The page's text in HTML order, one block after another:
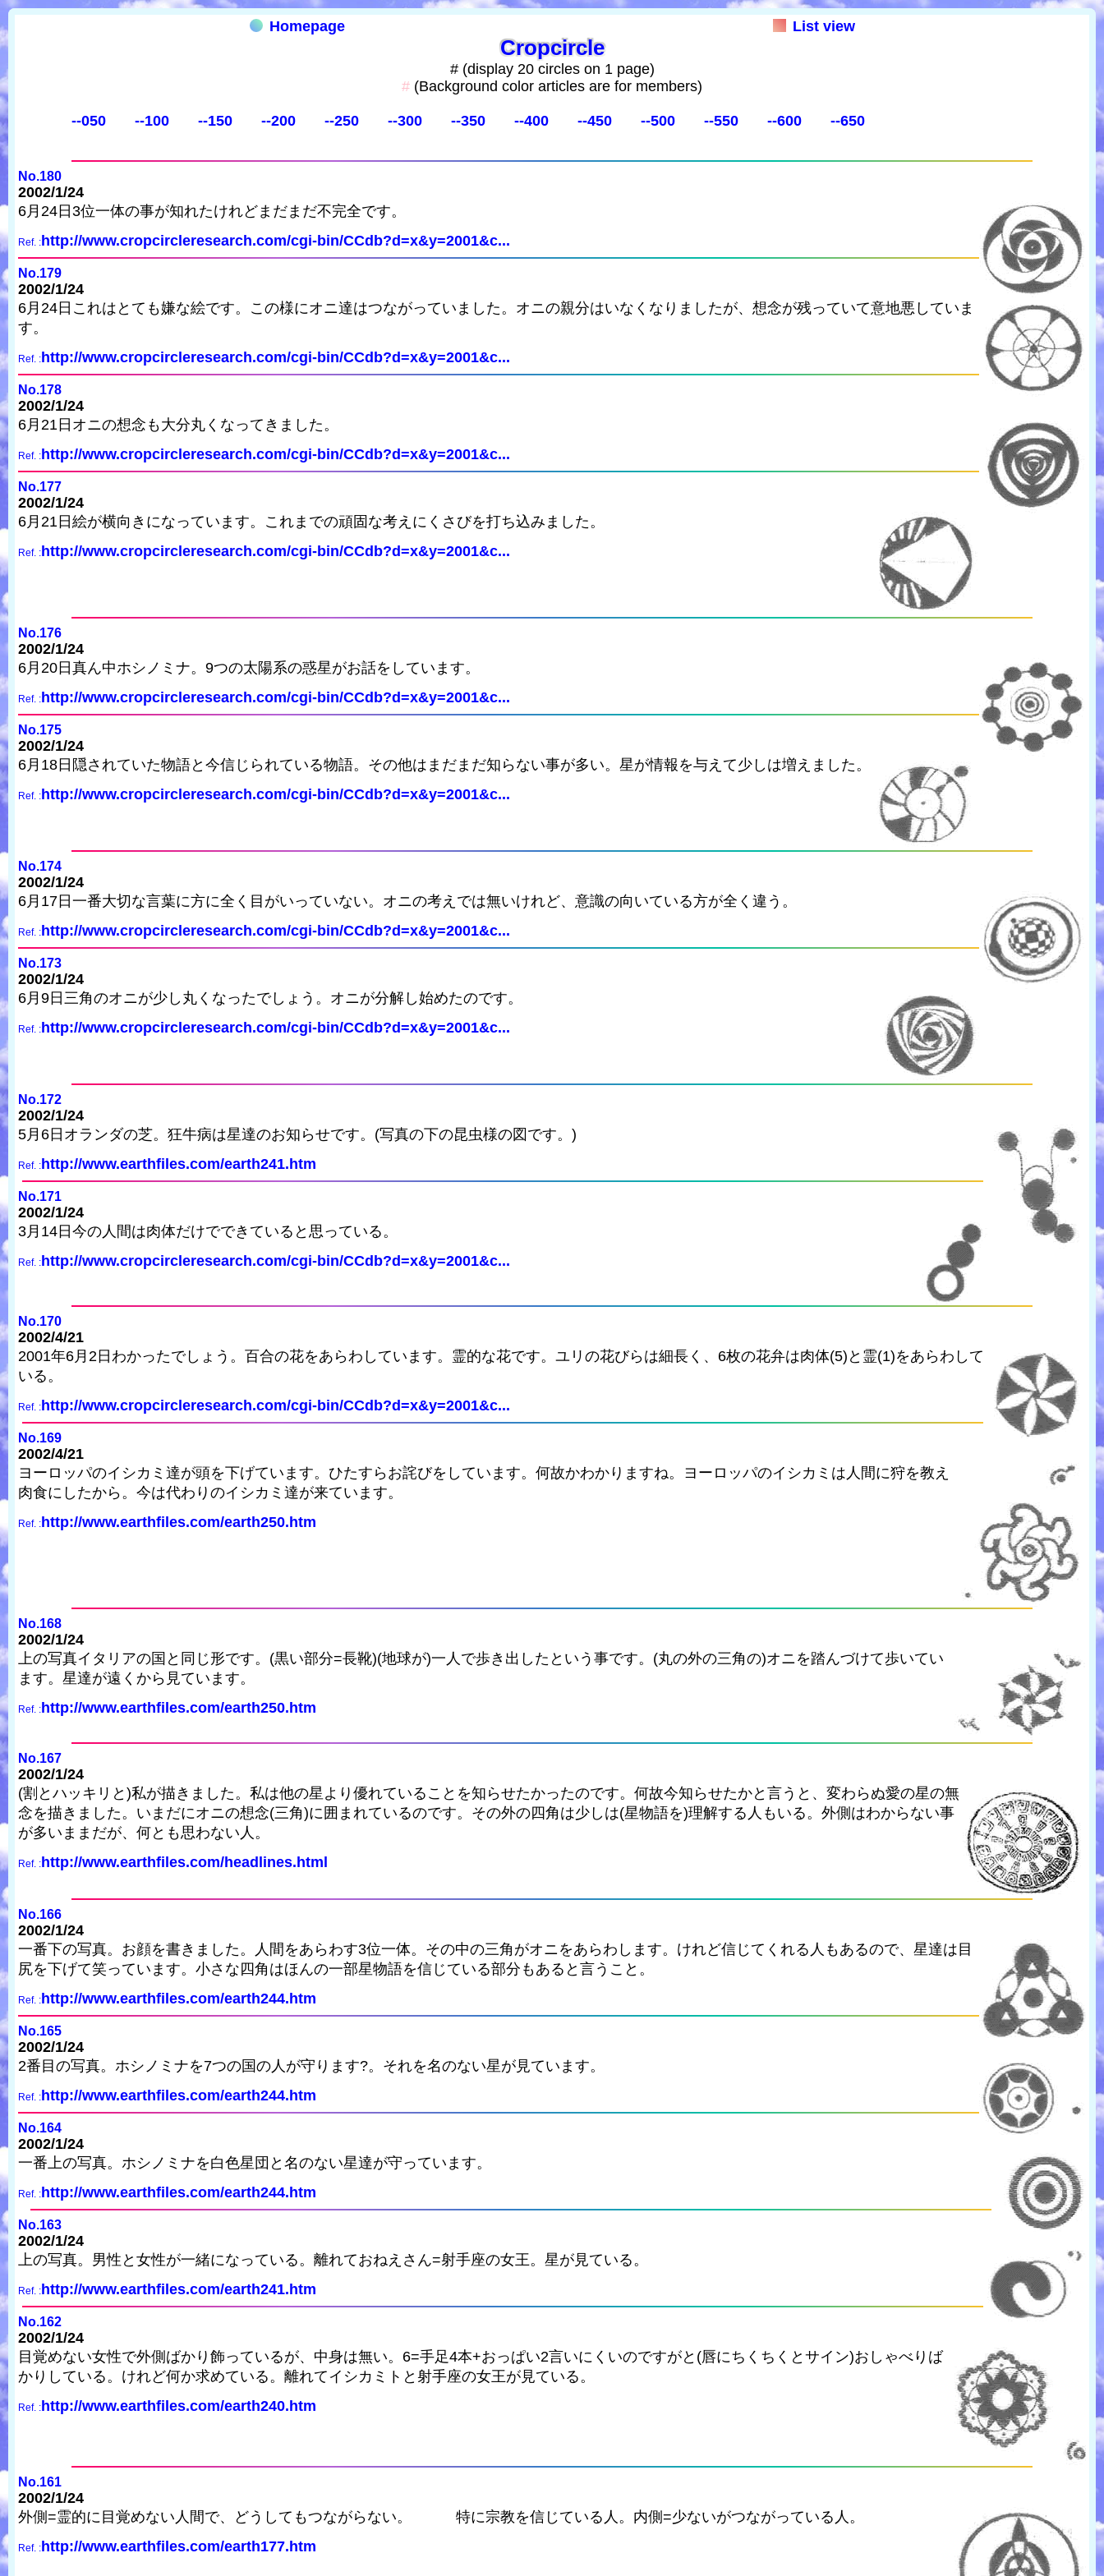
Homepage List view
Cropcircle
# (display 20 circles on 1 page)
# (Background color articles are for members)
--050 --100 --150 --200 --250 --300 --350 --400 --450 --500 --550 --600 --650
No.180
2002/1/24
6月24日3位一体の事が知れたけれどまだまだ不完全です。
Ref. : http://www.cropcircleresearch.com/cgi-bin/CCdb?d=x&y=2001&c...
No.179
2002/1/24
6月24日これはとても嫌な絵です。この様にオニ達はつながっていました。オニの親分はいなくなりましたが、想念が残っていて意地悪していま
す。
Ref. : http://www.cropcircleresearch.com/cgi-bin/CCdb?d=x&y=2001&c...
No.178
2002/1/24
6月21日オニの想念も大分丸くなってきました。
Ref. : http://www.cropcircleresearch.com/cgi-bin/CCdb?d=x&y=2001&c...
No.177
2002/1/24
6月21日絵が横向きになっています。これまでの頑固な考えにくさびを打ち込みました。
Ref. : http://www.cropcircleresearch.com/cgi-bin/CCdb?d=x&y=2001&c...
No.176
2002/1/24
6月20日真ん中ホシノミナ。9つの太陽系の惑星がお話をしています。
Ref. : http://www.cropcircleresearch.com/cgi-bin/CCdb?d=x&y=2001&c...
No.175
2002/1/24
6月18日隠されていた物語と今信じられている物語。その他はまだまだ知らない事が多い。星が情報を与えて少しは増えました。
Ref. : http://www.cropcircleresearch.com/cgi-bin/CCdb?d=x&y=2001&c...
No.174
2002/1/24
6月17日一番大切な言葉に方に全く目がいっていない。オニの考えでは無いけれど、意識の向いている方が全く違う。
Ref. : http://www.cropcircleresearch.com/cgi-bin/CCdb?d=x&y=2001&c...
No.173
2002/1/24
6月9日三角のオニが少し丸くなったでしょう。オニが分解し始めたのです。
Ref. : http://www.cropcircleresearch.com/cgi-bin/CCdb?d=x&y=2001&c...
No.172
2002/1/24
5月6日オランダの芝。狂牛病は星達のお知らせです。(写真の下の昆虫様の図です。)
Ref. : http://www.earthfiles.com/earth241.htm
No.171
2002/1/24
3月14日今の人間は肉体だけでできていると思っている。
Ref. : http://www.cropcircleresearch.com/cgi-bin/CCdb?d=x&y=2001&c...
No.170
2002/4/21
2001年6月2日わかったでしょう。百合の花をあらわしています。霊的な花です。ユリの花びらは細長く、6枚の花弁は肉体(5)と霊(1)をあらわして
いる。
Ref. : http://www.cropcircleresearch.com/cgi-bin/CCdb?d=x&y=2001&c...
No.169
2002/4/21
ヨーロッパのイシカミ達が頭を下げています。ひたすらお詫びをしています。何故かわかりますね。ヨーロッパのイシカミは人間に狩を教え
肉食にしたから。今は代わりのイシカミ達が来ています。
Ref. : http://www.earthfiles.com/earth250.htm
No.168
2002/1/24
上の写真イタリアの国と同じ形です。(黒い部分=長靴)(地球が)一人で歩き出したという事です。(丸の外の三角の)オニを踏んづけて歩いてい
ます。星達が遠くから見ています。
Ref. : http://www.earthfiles.com/earth250.htm
No.167
2002/1/24
(割とハッキリと)私が描きました。私は他の星より優れていることを知らせたかったのです。何故今知らせたかと言うと、変わらぬ愛の星の無
念を描きました。いまだにオニの想念(三角)に囲まれているのです。その外の四角は少しは(星物語を)理解する人もいる。外側はわからない事
が多いままだが、何とも思わない人。
Ref. : http://www.earthfiles.com/headlines.html
No.166
2002/1/24
一番下の写真。お顔を書きました。人間をあらわす3位一体。その中の三角がオニをあらわします。けれど信じてくれる人もあるので、星達は目
尻を下げて笑っています。小さな四角はほんの一部星物語を信じている部分もあると言うこと。
Ref. : http://www.earthfiles.com/earth244.htm
No.165
2002/1/24
2番目の写真。ホシノミナを7つの国の人が守ります?。それを名のない星が見ています。
Ref. : http://www.earthfiles.com/earth244.htm
No.164
2002/1/24
一番上の写真。ホシノミナを白色星団と名のない星達が守っています。
Ref. : http://www.earthfiles.com/earth244.htm
No.163
2002/1/24
上の写真。男性と女性が一緒になっている。離れておねえさん=射手座の女王。星が見ている。
Ref. : http://www.earthfiles.com/earth241.htm
No.162
2002/1/24
目覚めない女性で外側ばかり飾っているが、中身は無い。6=手足4本+おっぱい2言いにくいのですがと(唇にちくちくとサイン)おしゃべりば
かりしている。けれど何か求めている。離れてイシカミトと射手座の女王が見ている。
Ref. : http://www.earthfiles.com/earth240.htm
No.161
2002/1/24
外側=霊的に目覚めない人間で、どうしてもつながらない。 特に宗教を信じている人。内側=少ないがつながっている人。
Ref. : http://www.earthfiles.com/earth177.htm